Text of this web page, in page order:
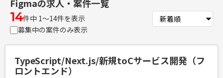
Figmaの求人・案件一覧
14件中 1〜14件を表示
募集中の案件のみ表示
TypeScript/Next.js/新規toCサービス開発（フ
ロントエンド）